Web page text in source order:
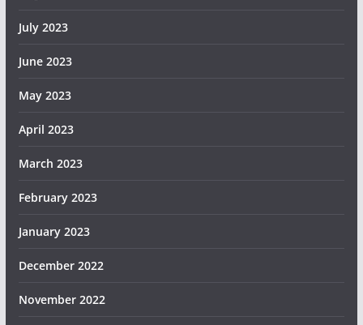
July 2023
June 2023
May 2023
April 2023
March 2023
February 2023
January 2023
December 2022
November 2022